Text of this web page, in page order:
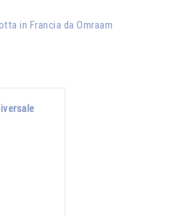
in Francia da Omraam